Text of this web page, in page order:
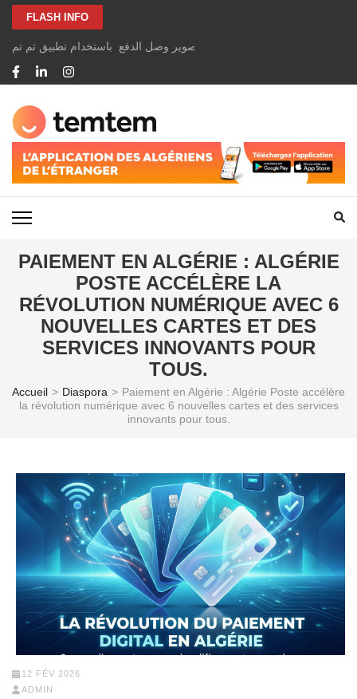
Aller
au
contenu
(Pressez
Entrée)
FLASH INFO
بك بسهولة ومجانًا عن طريق تصوير وصل الدفع باستخدام تطبيق تم تم
TEMTEM NEWS
PAIEMENT EN ALGÉRIE : ALGÉRIE
POSTE ACCÉLÈRE LA
RÉVOLUTION NUMÉRIQUE AVEC 6
NOUVELLES CARTES ET DES
SERVICES INNOVANTS POUR
TOUS.
Accueil > Diaspora > Paiement en Algérie : Algérie Poste accélère
la révolution numérique avec 6 nouvelles cartes et des services
innovants pour tous.
12 FÉV 2026
ADMIN